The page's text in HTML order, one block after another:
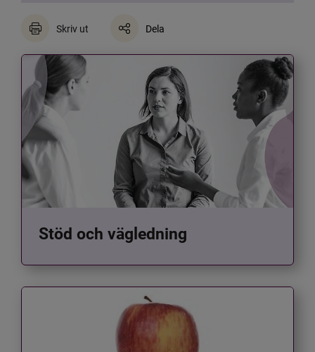
Skriv ut Dela
Stöd och vägledning